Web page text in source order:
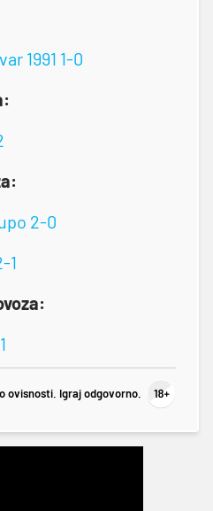
1991 1-0
2-0
1
ovisnosti. Igraj odgovorno.